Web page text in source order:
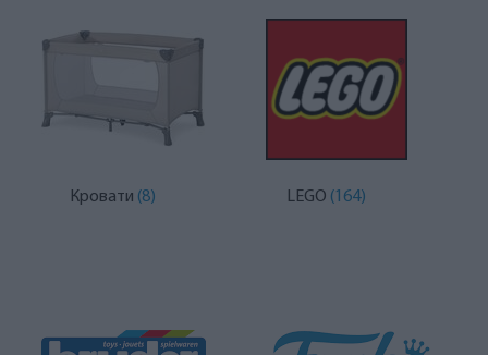
Кровати (8) LEGO (164)